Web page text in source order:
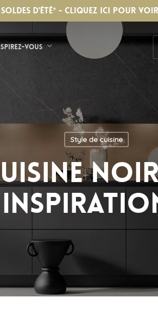
SOLDES D'ÉTÉ* - CLIQUEZ ICI POUR
vous
Style de cuisine